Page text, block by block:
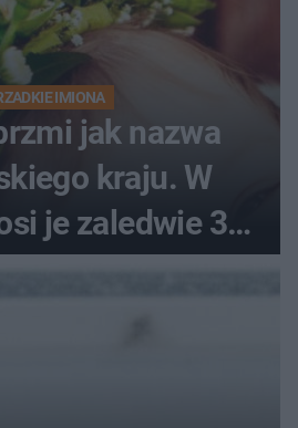
IMIONA
jak nazwa
kraju. W
je zaledwie 3